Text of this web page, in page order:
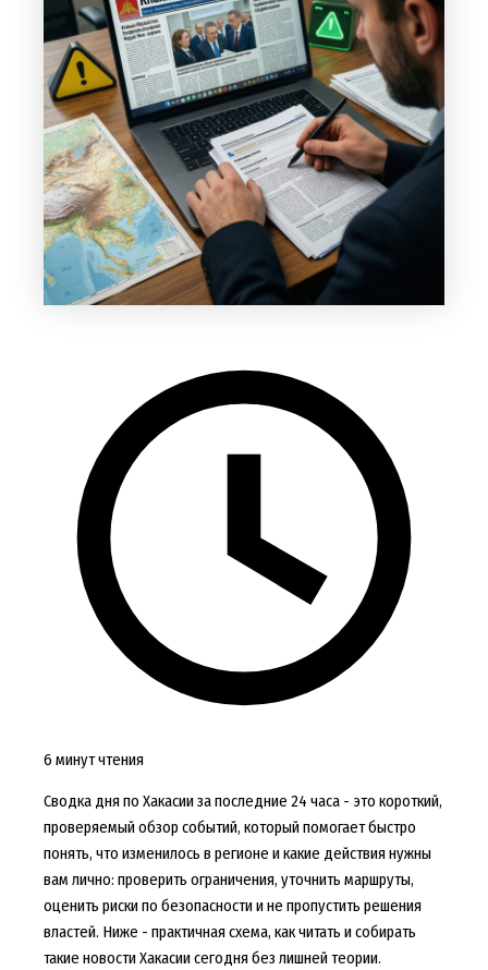
6 минут чтения
Сводка дня по Хакасии за последние 24 часа - это короткий,
проверяемый обзор событий, который помогает быстро
понять, что изменилось в регионе и какие действия нужны
вам лично: проверить ограничения, уточнить маршруты,
оценить риски по безопасности и не пропустить решения
властей. Ниже - практичная схема, как читать и собирать
такие новости Хакасии сегодня без лишней теории.